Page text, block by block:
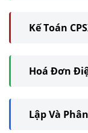
Kế Toán
Hoá Đơn
Lập Và